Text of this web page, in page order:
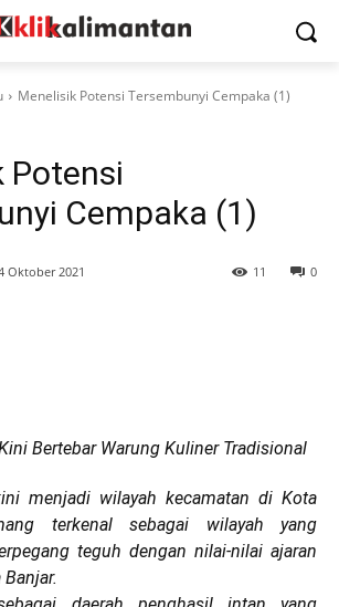
Menelisik Potensi Tersembunyi Cempaka (1)
Potensi
Cempaka (1)
Oktober 2021 0
11
Bertebar Warung Kuliner Tradisional
menjadi wilayah kecamatan di Kota
terkenal sebagai wilayah yang
teguh dengan nilai-nilai ajaran